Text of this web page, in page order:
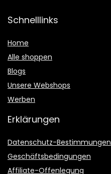
Schnelllinks
Home
Alle shoppen
Blogs
Unsere Webshops
Werben
Erklärungen
Datenschutz-Bestimmungen
Geschäftsbedingungen
Affiliate-Offenlegung